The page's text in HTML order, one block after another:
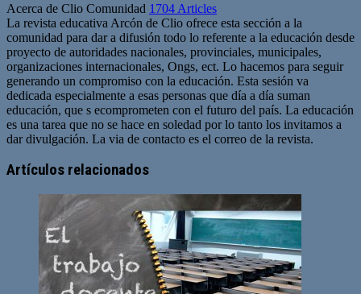
Acerca de Clio Comunidad 1704 Articles
La revista educativa Arcón de Clio ofrece esta sección a la
comunidad para dar a difusión todo lo referente a la educación desde
proyecto de autoridades nacionales, provinciales, municipales,
organizaciones internacionales, Ongs, ect. Lo hacemos para seguir
generando un compromiso con la educación. Esta sesión va
dedicada especialmente a esas personas que día a día suman
educación, que s ecomprometen con el futuro del país. La educación
es una tarea que no se hace en soledad por lo tanto los invitamos a
dar divulgación. La via de contacto es el correo de la revista.
web
Artículos relacionados